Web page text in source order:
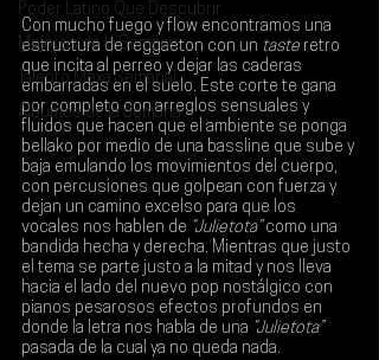
Poder Latino Que Descubrir
Mejores de la Semana
Talento Mexa Semanal
Álbumes de la Semana
Con mucho fuego y flow encontramos una
estructura de reggaeton con un taste retro
que incita al perreo y dejar las caderas
embarradas en el suelo. Este corte te gana
por completo con arreglos sensuales y
fluidos que hacen que el ambiente se ponga
bellako por medio de una bassline que sube y
baja emulando los movimientos del cuerpo,
con percusiones que golpean con fuerza y
dejan un camino excelso para que los
vocales nos hablen de “Julietota” como una
bandida hecha y derecha. Mientras que justo
el tema se parte justo a la mitad y nos lleva
hacia el lado del nuevo pop nostálgico con
pianos pesarosos efectos profundos en
donde la letra nos habla de una “Julietota”
pasada de la cual ya no queda nada.